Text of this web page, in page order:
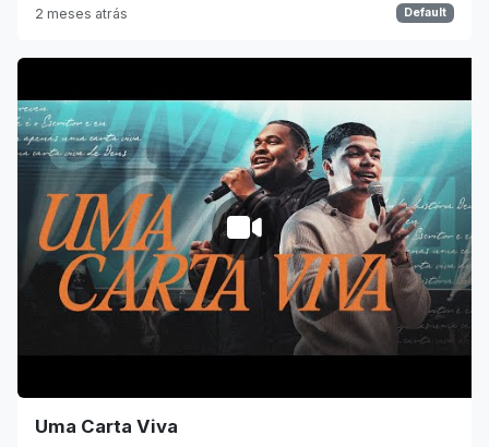
2 meses atrás Default
Uma Carta Viva